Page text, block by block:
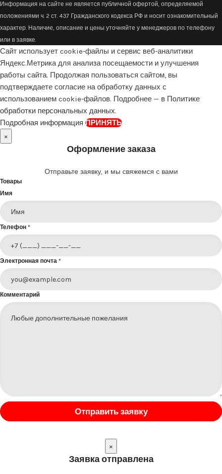
Информация на сайте не является публичной офертой, определяемой
положениями ч. 2 ст. 437 Гражданского кодекса РФ и носит ознакомительный
характер. Наличие, описание и цены уточняйте у менеджеров по телефону
или в заявке.
Сайт использует cookie-файлы и сервис веб-аналитики
Яндекс.Метрика для анализа посещаемости и улучшения
работы сайта. Продолжая пользоваться сайтом, вы
подтверждаете согласие на обработку данных с
использованием cookie-файлов. Подробнее — в Политике
обработки персональных данных.
Подробная информация ПРИНЯТЬ
×
Оформление заказа
Отправьте заявку, и мы свяжемся с вами
Товары
Имя
Телефон *
Электронная почта *
Комментарий
Отправить заявку
×
Заявка отправлена